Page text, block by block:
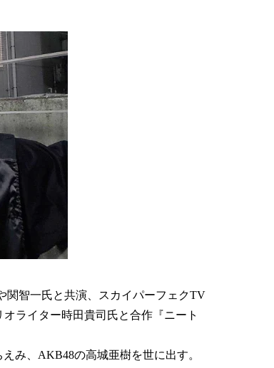
関智一氏と共演、スカイパーフェクTV
ライター時田貴司氏と合作『ニート
み、AKB48の高城亜樹を世に出す。